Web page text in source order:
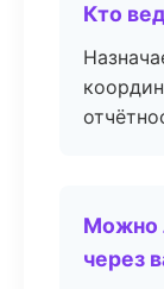
Кто
Можно
через